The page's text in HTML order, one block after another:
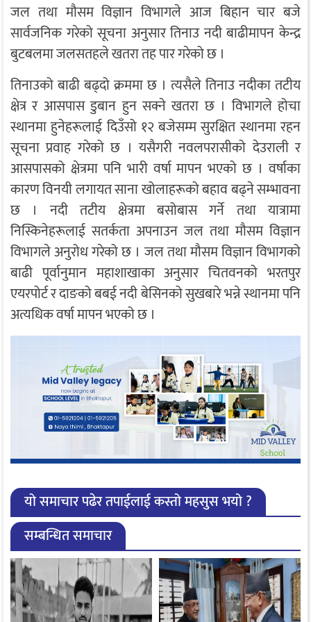
जल तथा मौसम विज्ञान विभागले आज बिहान चार बजे
सार्वजनिक गरेको सूचना अनुसार तिनाउ नदी बाढीमापन केन्द्र
बुटबलमा जलसतहले खतरा तह पार गरेको छ ।
तिनाउको बाढी बढ्दो क्रममा छ । त्यसैले तिनाउ नदीका तटीय
क्षेत्र र आसपास डुबान हुन सक्ने खतरा छ । विभागले होचा
स्थानमा हुनेहरूलाई दिउँसो १२ बजेसम्म सुरक्षित स्थानमा रहन
सूचना प्रवाह गरेको छ । यसैगरी नवलपरासीको देउराली र
आसपासको क्षेत्रमा पनि भारी वर्षा मापन भएको छ । वर्षाका
कारण विनयी लगायत साना खोलाहरूको बहाव बढ्ने सम्भावना
छ । नदी तटीय क्षेत्रमा बसोबास गर्ने तथा यात्रामा
निस्किनेहरूलाई सतर्कता अपनाउन जल तथा मौसम विज्ञान
विभागले अनुरोध गरेको छ । जल तथा मौसम विज्ञान विभागको
बाढी पूर्वानुमान महाशाखाका अनुसार चितवनको भरतपुर
एयरपोर्ट र दाङको बबई नदी बेसिनको सुखबारे भन्ने स्थानमा पनि
अत्यधिक वर्षा मापन भएको छ ।
यो समाचार पढेर तपाईलाई कस्तो महसुस भयो ?
सम्बन्धित समाचार